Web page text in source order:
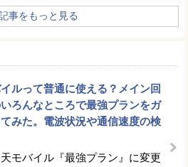
事をもっと見る
ルって普通に使える？メイン回
ろんなところで最強プランをガ
みた。電波状況や通信速度の検
モバイル『最強プラン』に変更